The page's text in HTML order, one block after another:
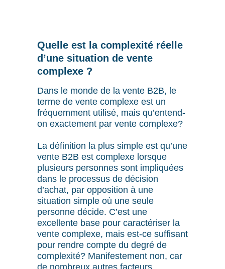
Quelle est la complexité réelle
d’une situation de vente
complexe ?
Dans le monde de la vente B2B, le
terme de vente complexe est un
fréquemment utilisé, mais qu’entend-
on exactement par vente complexe?
La définition la plus simple est qu’une
vente B2B est complexe lorsque
plusieurs personnes sont impliquées
dans le processus de décision
d’achat, par opposition à une
situation simple où une seule
personne décide. C’est une
excellente base pour caractériser la
vente complexe, mais est-ce suffisant
pour rendre compte du degré de
complexité? Manifestement non, car